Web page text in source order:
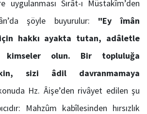
uygulanması Sırât-ı Müstakîm’den
şöyle buyurulur: "Ey îmân
hakkı ayakta tutan, adâletle
olun. Bir topluluğa
sizi âdil davranmamaya
Hz. Âişe’den rivâyet edilen şu
Mahzûm kabîlesinden hırsızlık